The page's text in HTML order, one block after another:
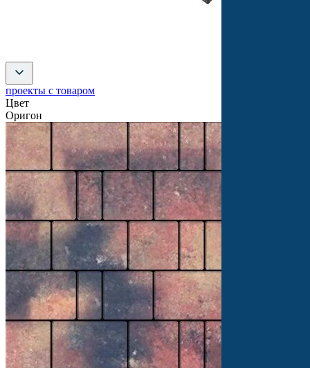
проекты с товаром
Цвет
Оригон